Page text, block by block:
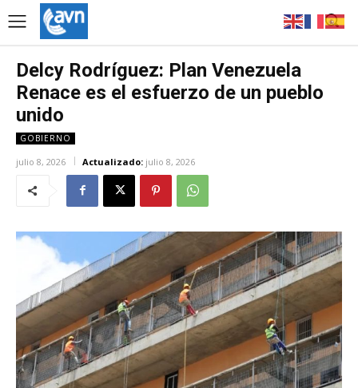
Delcy Rodríguez: Plan Venezuela
Renace es el esfuerzo de un pueblo
unido
GOBIERNO
julio 8, 2026 Actualizado: julio 8, 2026